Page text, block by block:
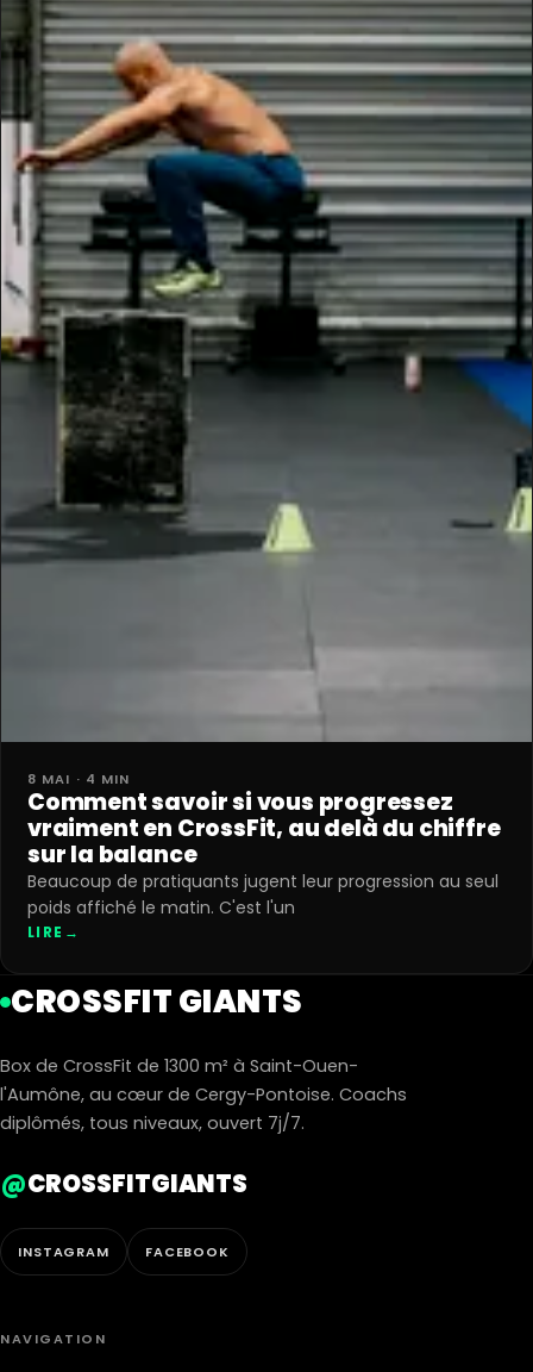
8 MAI · 4 MIN
Comment savoir si vous progressez
vraiment en CrossFit, au delà du chiffre
sur la balance
Beaucoup de pratiquants jugent leur progression au seul
poids affiché le matin. C'est l'un
LIRE →
CROSSFIT GIANTS
Box de CrossFit de 1300 m² à Saint-Ouen-
l'Aumône, au cœur de Cergy-Pontoise. Coachs
diplômés, tous niveaux, ouvert 7j/7.
@CROSSFITGIANTS
INSTAGRAM FACEBOOK
NAVIGATION